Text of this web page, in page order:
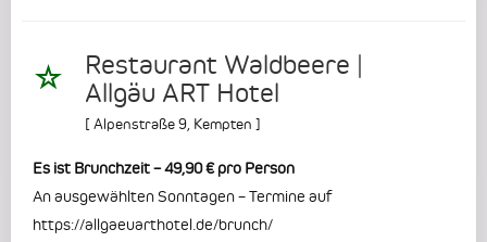
Restaurant Waldbeere |
Allgäu ART Hotel
[ Alpenstraße 9, Kempten ]
Es ist Brunchzeit – 49,90 € pro Person
An ausgewählten Sonntagen – Termine auf
https://allgaeuarthotel.de/brunch/